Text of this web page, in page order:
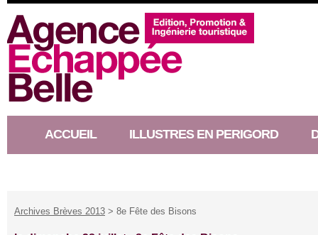
ACCUEIL ILLUSTRES EN PERIGORD
Archives Brèves 2013 > 8e Fête des Bisons